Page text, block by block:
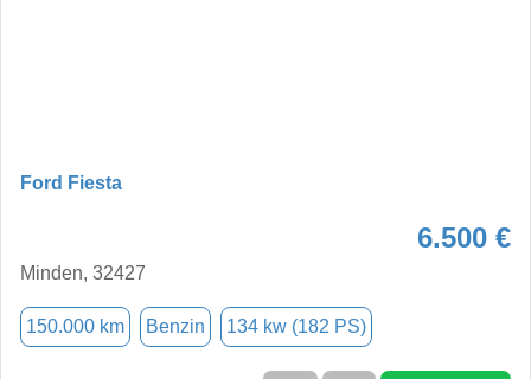
Ford Fiesta
6.500 €
Minden, 32427
150.000 km Benzin 134 kw (182 PS)